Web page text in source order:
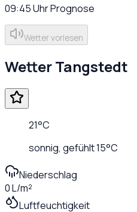
09:45UhrPrognose
Wetter vorlesen
WetterTangstedt
21°C
sonnig, gefühlt15°C
Niederschlag
0 L/m²
Luftfeuchtigkeit